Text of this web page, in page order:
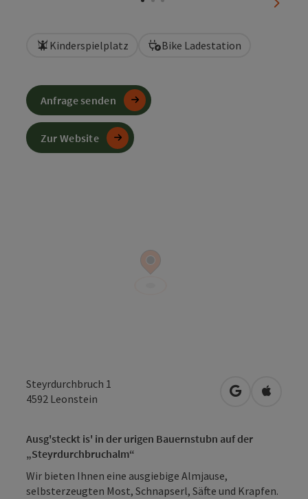
Kinderspielplatz Bike Ladestation
Steyrdurchbruch 1
4592 Leonstein in Google
in
Ausg'steckt is' in der urigen Bauernstubn auf der
„Steyrdurchbruchalm“
Wir bieten Ihnen eine ausgiebige Almjause,
selbsterzeugten Most, Schnapserl, Säfte und Krapfen.
Anfrage senden
Zur Website